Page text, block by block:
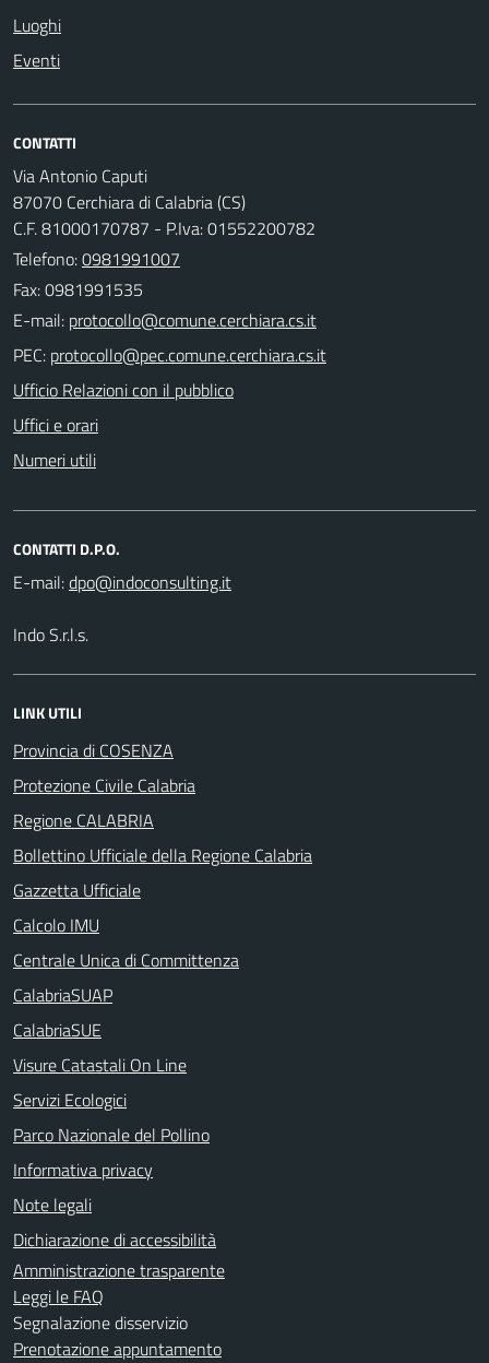
Luoghi
Eventi
CONTATTI
Via Antonio Caputi
87070 Cerchiara di Calabria (CS)
C.F. 81000170787 - P.Iva: 01552200782
Telefono:0981991007
Fax: 0981991535
E-mail:
PEC:
Ufficio Relazioni con il pubblico
Uffici e orari
Numeri utili
CONTATTI D.P.O.
E-mail:
Indo S.r.l.s.
LINK UTILI
Provincia di COSENZA
Protezione Civile Calabria
Regione CALABRIA
Bollettino Ufficiale della Regione Calabria
Gazzetta Ufficiale
Calcolo IMU
Centrale Unica di Committenza
CalabriaSUAP
CalabriaSUE
Visure Catastali On Line
Servizi Ecologici
Parco Nazionale del Pollino
Informativa privacy
Note legali
Dichiarazione di accessibilità
Amministrazione trasparente
Leggi le FAQ
Segnalazione disservizio
Prenotazione appuntamento